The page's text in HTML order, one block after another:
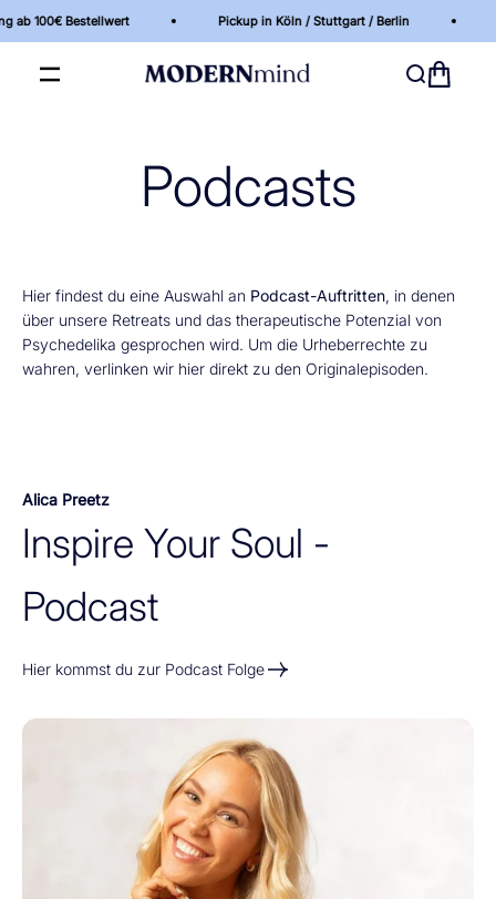
Bestellwert Pickup in Köln / Stuttgart / Berlin
Navigationsmenü öffnen
MODERNmind | Psychedelics & Retreats für dein
Suche
Podcasts
Hier findest du eine Auswahl an Podcast-Auftritten, in denen
über unsere Retreats und das therapeutische Potenzial von
Psychedelika gesprochen wird. Um die Urheberrechte zu
wahren, verlinken wir hier direkt zu den Originalepisoden.
Alica Preetz
Hier kommst du zur Podcast Folge